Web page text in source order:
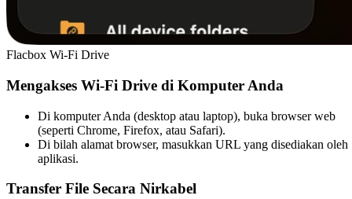
Flacbox Wi-Fi Drive
Mengakses Wi-Fi Drive di Komputer Anda
Di komputer Anda (desktop atau laptop), buka browser web
(seperti Chrome, Firefox, atau Safari).
Di bilah alamat browser, masukkan URL yang disediakan oleh
aplikasi.
Transfer File Secara Nirkabel